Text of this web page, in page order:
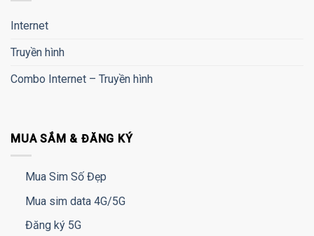
Internet
Truyền hình
Combo Internet – Truyền hình
MUA SẮM & ĐĂNG KÝ
Mua Sim Số Đẹp
Mua sim data 4G/5G
Đăng ký 5G